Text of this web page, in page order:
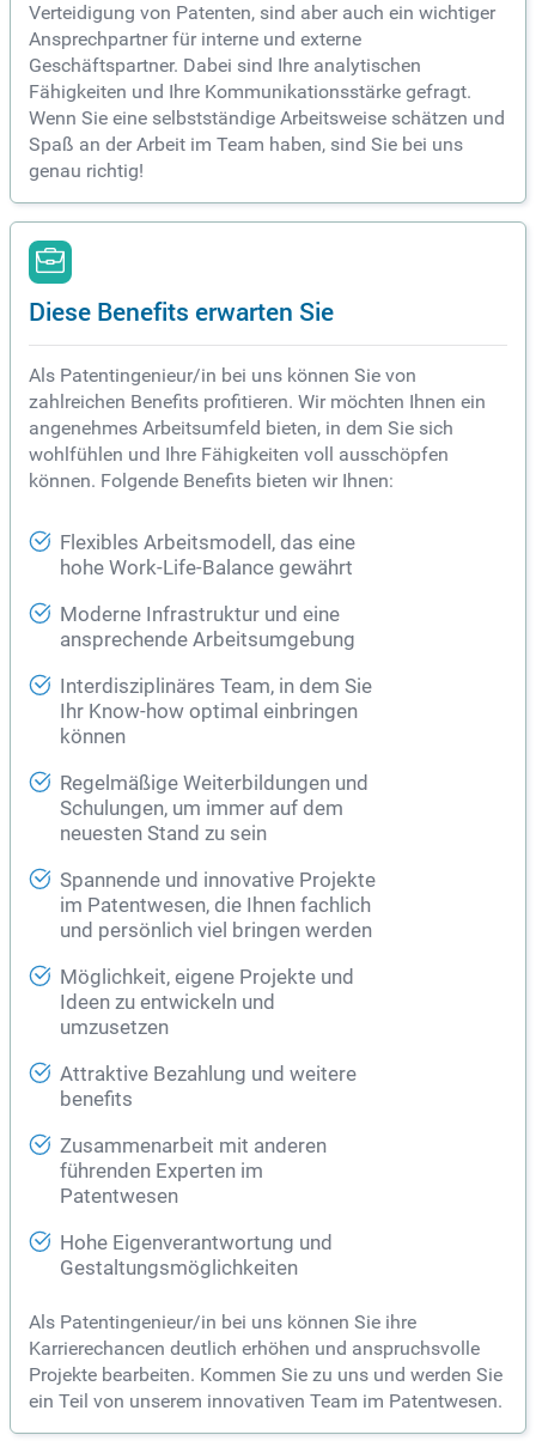
Verteidigung von Patenten, sind aber auch ein wichtiger
Ansprechpartner für interne und externe
Geschäftspartner. Dabei sind Ihre analytischen
Fähigkeiten und Ihre Kommunikationsstärke gefragt.
Wenn Sie eine selbstständige Arbeitsweise schätzen und
Spaß an der Arbeit im Team haben, sind Sie bei uns
genau richtig!
Diese Benefits erwarten Sie
Als Patentingenieur/in bei uns können Sie von
zahlreichen Benefits profitieren. Wir möchten Ihnen ein
angenehmes Arbeitsumfeld bieten, in dem Sie sich
wohlfühlen und Ihre Fähigkeiten voll ausschöpfen
können. Folgende Benefits bieten wir Ihnen:
Flexibles Arbeitsmodell, das eine
hohe Work-Life-Balance gewährt
Moderne Infrastruktur und eine
ansprechende Arbeitsumgebung
Interdisziplinäres Team, in dem Sie
Ihr Know-how optimal einbringen
können
Regelmäßige Weiterbildungen und
Schulungen, um immer auf dem
neuesten Stand zu sein
Spannende und innovative Projekte
im Patentwesen, die Ihnen fachlich
und persönlich viel bringen werden
Möglichkeit, eigene Projekte und
Ideen zu entwickeln und
umzusetzen
Attraktive Bezahlung und weitere
benefits
Zusammenarbeit mit anderen
führenden Experten im
Patentwesen
Hohe Eigenverantwortung und
Gestaltungsmöglichkeiten
Als Patentingenieur/in bei uns können Sie ihre
Karrierechancen deutlich erhöhen und anspruchsvolle
Projekte bearbeiten. Kommen Sie zu uns und werden Sie
ein Teil von unserem innovativen Team im Patentwesen.